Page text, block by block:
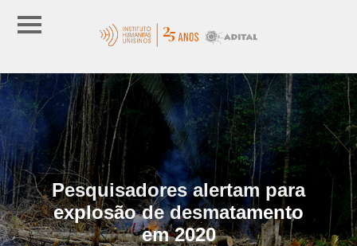
Pesquisadores alertam para
explosão de desmatamento
em 2020